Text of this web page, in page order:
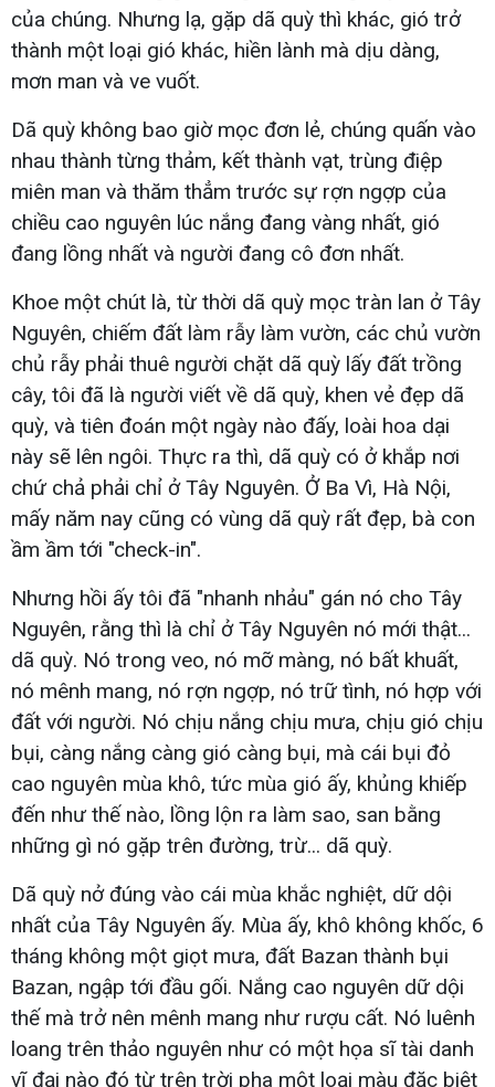
của chúng. Nhưng lạ, gặp dã quỳ thì khác, gió trở
thành một loại gió khác, hiền lành mà dịu dàng,
mơn man và ve vuốt.
Dã quỳ không bao giờ mọc đơn lẻ, chúng quấn vào
nhau thành từng thảm, kết thành vạt, trùng điệp
miên man và thăm thẳm trước sự rợn ngợp của
chiều cao nguyên lúc nắng đang vàng nhất, gió
đang lồng nhất và người đang cô đơn nhất.
Khoe một chút là, từ thời dã quỳ mọc tràn lan ở Tây
Nguyên, chiếm đất làm rẫy làm vườn, các chủ vườn
chủ rẫy phải thuê người chặt dã quỳ lấy đất trồng
cây, tôi đã là người viết về dã quỳ, khen vẻ đẹp dã
quỳ, và tiên đoán một ngày nào đấy, loài hoa dại
này sẽ lên ngôi. Thực ra thì, dã quỳ có ở khắp nơi
chứ chả phải chỉ ở Tây Nguyên. Ở Ba Vì, Hà Nội,
mấy năm nay cũng có vùng dã quỳ rất đẹp, bà con
ầm ầm tới "check-in".
Nhưng hồi ấy tôi đã "nhanh nhảu" gán nó cho Tây
Nguyên, rằng thì là chỉ ở Tây Nguyên nó mới thật...
dã quỳ. Nó trong veo, nó mỡ màng, nó bất khuất,
nó mênh mang, nó rợn ngợp, nó trữ tình, nó hợp với
đất với người. Nó chịu nắng chịu mưa, chịu gió chịu
bụi, càng nắng càng gió càng bụi, mà cái bụi đỏ
cao nguyên mùa khô, tức mùa gió ấy, khủng khiếp
đến như thế nào, lồng lộn ra làm sao, san bằng
những gì nó gặp trên đường, trừ... dã quỳ.
Dã quỳ nở đúng vào cái mùa khắc nghiệt, dữ dội
nhất của Tây Nguyên ấy. Mùa ấy, khô không khốc, 6
tháng không một giọt mưa, đất Bazan thành bụi
Bazan, ngập tới đầu gối. Nắng cao nguyên dữ dội
thế mà trở nên mênh mang như rượu cất. Nó luênh
loang trên thảo nguyên như có một họa sĩ tài danh
vĩ đại nào đó từ trên trời pha một loại màu đặc biệt